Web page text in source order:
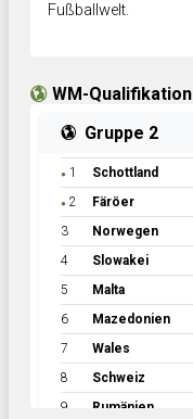
Fußballwelt.
WM-Qualifikation
Gruppe 2
● 1 Schottland
● 2 Färöer
3 Norwegen
4 Slowakei
5 Malta
6 Mazedonien
7 Wales
8 Schweiz
9 Rumänien